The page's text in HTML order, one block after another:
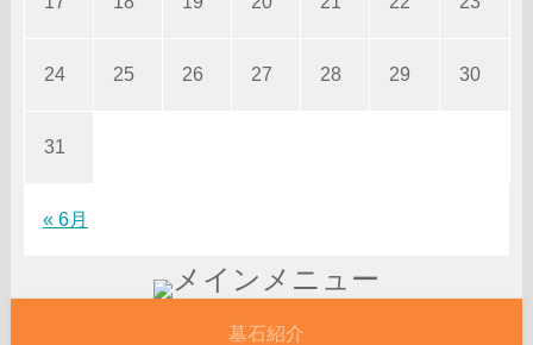
« 6月
24 25 26 27 28 29 30
31
墓石紹介